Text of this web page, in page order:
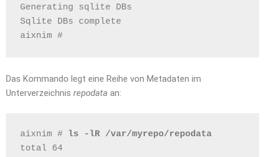
Generating sqlite DBs
Sqlite DBs complete
aixnim #
Das Kommando legt eine Reihe von Metadaten im
Unterverzeichnis repodata an:
aixnim #
ls -lR /var/myrepo/repodata
total 64